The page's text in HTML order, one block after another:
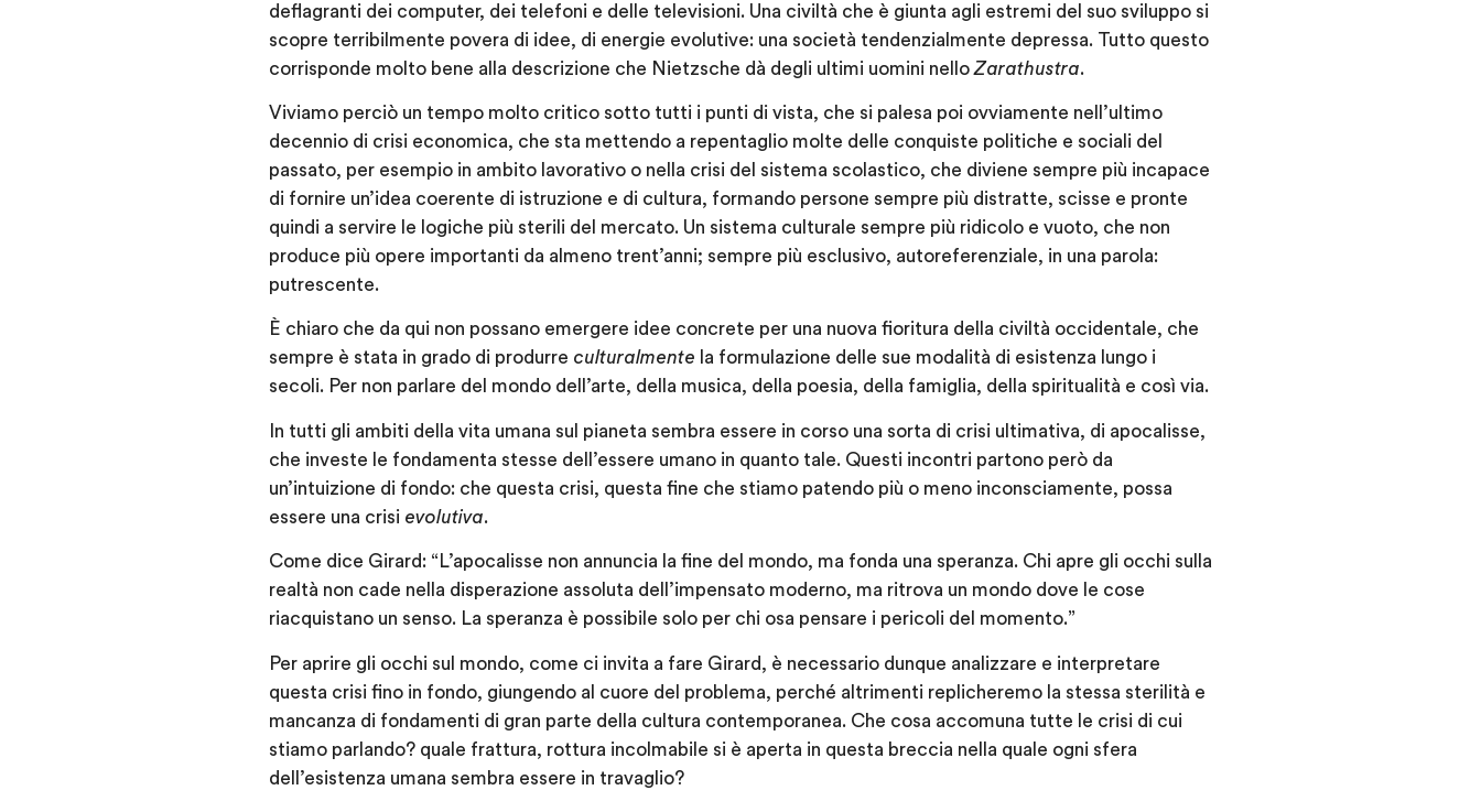
deflagranti dei computer, dei telefoni e delle televisioni. Una civiltà che è giunta agli estremi del suo sviluppo si
scopre terribilmente povera di idee, di energie evolutive: una società tendenzialmente depressa. Tutto questo
corrisponde molto bene alla descrizione che Nietzsche dà degli ultimi uomini nelloZarathustra.
Viviamo perciò un tempo molto critico sotto tutti i punti di vista, che si palesa poi ovviamente nell’ultimo
decennio di crisi economica, che sta mettendo a repentaglio molte delle conquiste politiche e sociali del
passato, per esempio in ambito lavorativo o nella crisi del sistema scolastico, che diviene sempre più incapace
di fornire un’idea coerente di istruzione e di cultura, formando persone sempre più distratte, scisse e pronte
quindi a servire le logiche più sterili del mercato. Un sistema culturale sempre più ridicolo e vuoto, che non
produce più opere importanti da almeno trent’anni; sempre più esclusivo, autoreferenziale, in una parola:
putrescente.
È chiaro che da qui non possano emergere idee concrete per una nuova fioritura della civiltà occidentale, che
sempre è stata in grado di produrre culturalmente la formulazione delle sue modalità di esistenza lungo i
secoli. Per non parlare del mondo dell’arte, della musica, della poesia, della famiglia, della spiritualità e così via.
In tutti gli ambiti della vita umana sul pianeta sembra essere in corso una sorta di crisi ultimativa, di apocalisse,
che investe le fondamenta stesse dell’essere umano in quanto tale. Questi incontri partono però da
un’intuizione di fondo: che questa crisi, questa fine che stiamo patendo più o meno inconsciamente, possa
essere una crisi evolutiva.
Come dice Girard: “L’apocalisse non annuncia la fine del mondo, ma fonda una speranza. Chi apre gli occhi sulla
realtà non cade nella disperazione assoluta dell’impensato moderno, ma ritrova un mondo dove le cose
riacquistano un senso. La speranza è possibile solo per chi osa pensare i pericoli del momento.”
Per aprire gli occhi sul mondo, come ci invita a fare Girard, è necessario dunque analizzare e interpretare
questa crisi fino in fondo, giungendo al cuore del problema, perché altrimenti replicheremo la stessa sterilità e
mancanza di fondamenti di gran parte della cultura contemporanea. Che cosa accomuna tutte le crisi di cui
stiamo parlando? quale frattura, rottura incolmabile si è aperta in questa breccia nella quale ogni sfera
dell’esistenza umana sembra essere in travaglio?